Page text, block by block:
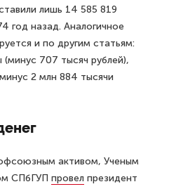
лишь 14 585 819
год назад. Аналогичное
и по другим статьям:
(минус 707 тысяч рублей),
2 млн 884 тысячи
активом, Ученым
СПбГУП провел президент